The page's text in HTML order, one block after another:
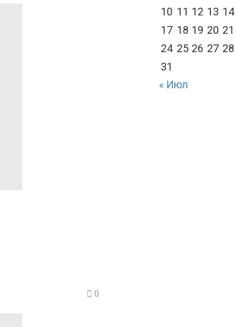
0
10 11 12 13 14
17 18 19 20 21
24 25 26 27 28
31
« Июл